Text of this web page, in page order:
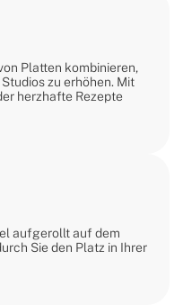
Platten kombinieren,
zu erhöhen. Mit
herzhafte Rezepte
aufgerollt auf dem
Sie den Platz in Ihrer